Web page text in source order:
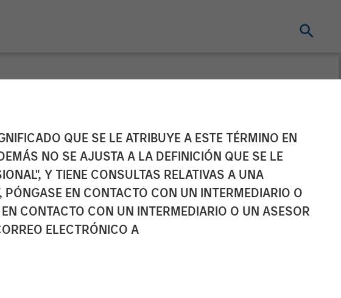
QUE SE LE ATRIBUYE A ESTE TÉRMINO EN
NO SE AJUSTA A LA DEFINICIÓN QUE SE LE
Y TIENE CONSULTAS RELATIVAS A UNA
EN CONTACTO CON UN INTERMEDIARIO O
CONTACTO CON UN INTERMEDIARIO O UN ASESOR
ELECTRÓNICO A
Triana Energy